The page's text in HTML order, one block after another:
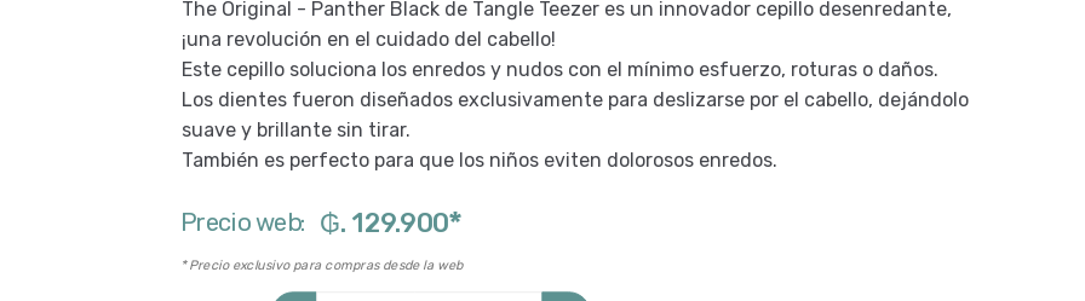
The Original - Panther Black de Tangle Teezer es un innovador cepillo desenredante,
¡una revolución en el cuidado del cabello!
Este cepillo soluciona los enredos y nudos con el mínimo esfuerzo, roturas o daños.
Los dientes fueron diseñados exclusivamente para deslizarse por el cabello, dejándolo
suave y brillante sin tirar.
También es perfecto para que los niños eviten dolorosos enredos.
Precio web: ₲. 129.900*
* Precio exclusivo para compras desde la web